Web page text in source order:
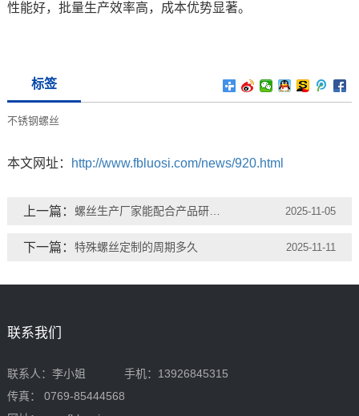
性能好，批量生产效率高，成本优势显著。
标签
不锈钢螺丝
本文网址： http://www.fbluosi.com/news/920.html
上一篇： 螺丝生产厂家能配合产品研发吗 2025-11-05
下一篇： 特殊螺丝定制的周期多久 2025-11-11
联系我们
联系人：李小姐 手机：13926845315
传真： 0769-85444568